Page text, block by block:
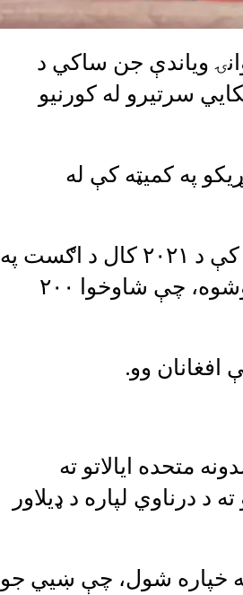
ویاندې جن ساکي د
امریکايي سرتیرو له کورنیو
په کمیټه کې له
له افغانستان د امریکايي ځواکونو د چټک وتلو په لړ کې د ۲۰۲۱ کال د اګست په
۲۶مه کابل هوايي ډګر ته په یوه ننوتلار کې چاودنه وشوه، چې شاوخوا ۲۰۰
افغانان وو.
جسدونه متحده ایالاتو ته
درناوي لپاره د ډیلاور
خپاره شول، چې ښيي جو